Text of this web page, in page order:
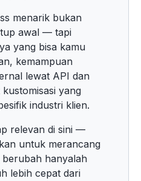
menarik bukan
awal — tapi
yang bisa kamu
kemampuan
lewat API dan
yang
industri klien.
relevan di sini —
untuk merancang
berubah hanyalah
lebih cepat dari